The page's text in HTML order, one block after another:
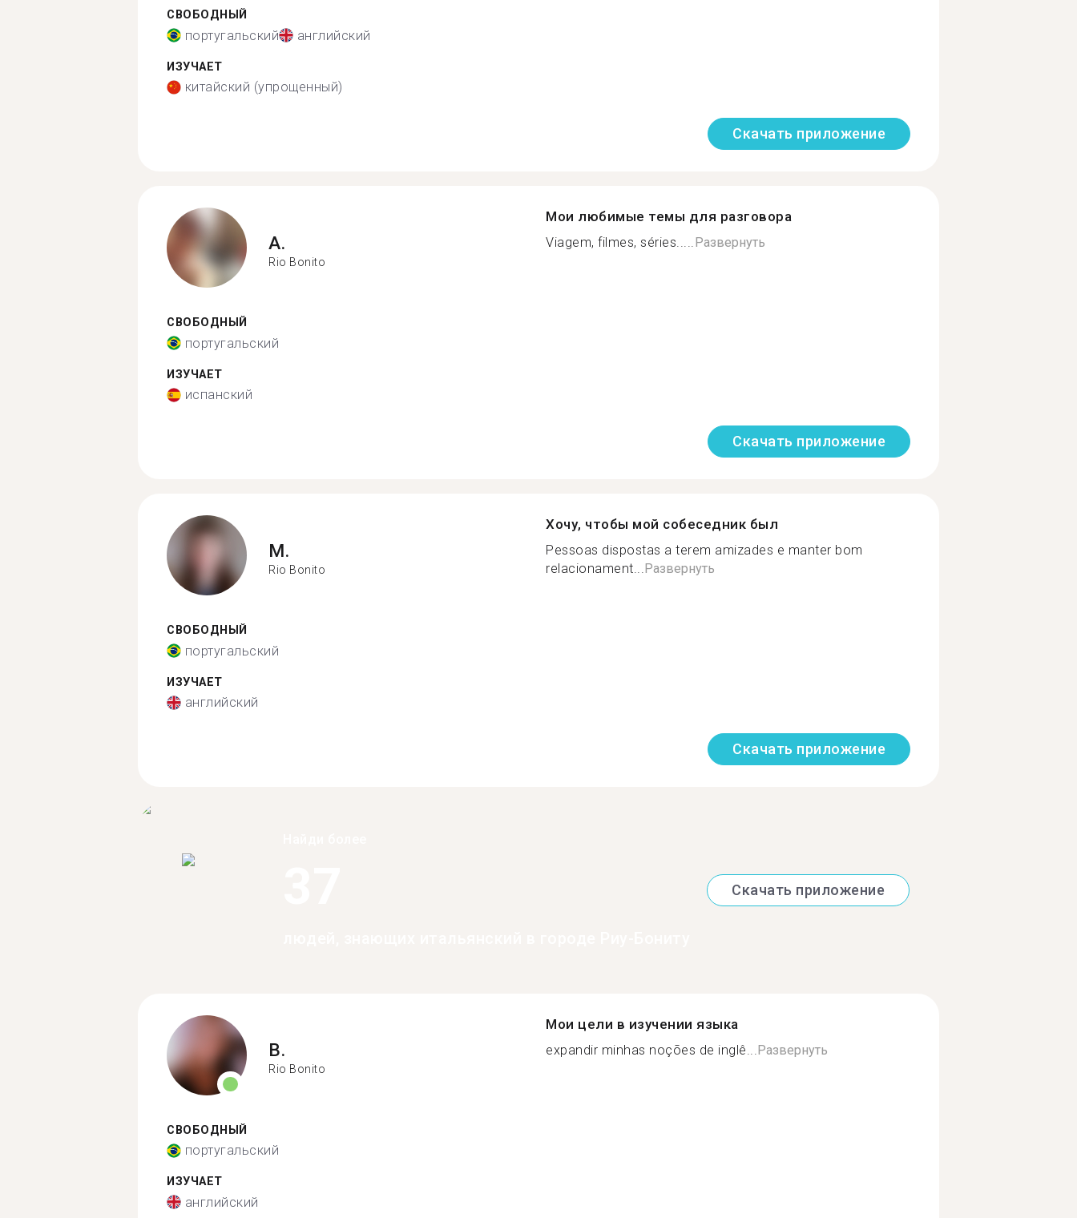
СВОБОДНЫЙ
португальский английский
ИЗУЧАЕТ
китайский (упрощенный)
Скачать приложение
A.
Rio Bonito
СВОБОДНЫЙ
португальский
ИЗУЧАЕТ
испанский
Мои любимые темы для разговора
Viagem, filmes, séries.....Развернуть
Скачать приложение
M.
Rio Bonito
СВОБОДНЫЙ
португальский
ИЗУЧАЕТ
английский
Хочу, чтобы мой собеседник был
Pessoas dispostas a terem amizades e manter bom
relacionament...Развернуть
Скачать приложение
Скачать приложение
B.
Rio Bonito
СВОБОДНЫЙ
португальский
ИЗУЧАЕТ
английский
Мои цели в изучении языка
expandir minhas noções de inglê... Развернуть